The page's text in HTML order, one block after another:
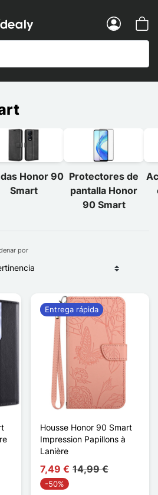
- Fundas y accesorios para
Honor 90
Smart
Protectores de
pantalla Honor
90 Smart
por
Housse Honor 90 Smart
Impression Papillons à
Lanière
7,49 € 14,99 €
-50%
Entrega rápida